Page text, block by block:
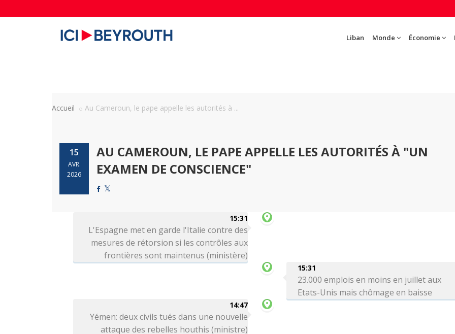
Liban Monde Économie
Accueil Au Cameroun, le pape appelle les autorités à ...
15
AVR.
2026
AU CAMEROUN, LE PAPE APPELLE LES AUTORITÉS À "UN
EXAMEN DE CONSCIENCE"
15:31
L'Espagne met en garde l'Italie contre des
mesures de rétorsion si les contrôles aux
frontières sont maintenus (ministère)
15:31
23.000 emplois en moins en juillet aux
Etats-Unis mais chômage en baisse
14:47
Yémen: deux civils tués dans une nouvelle
attaque des rebelles houthis (ministre)